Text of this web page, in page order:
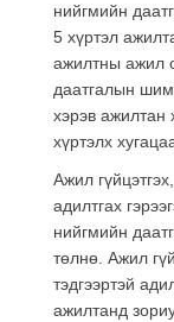
нийгмийн
5 хүртэл
ажилтны ажил
даатгалын
хэрэв ажилтан
хүртэлх
Ажил
адилтгах
нийгмийн
төлнө. Ажил
тэдгээртэй
ажилтанд